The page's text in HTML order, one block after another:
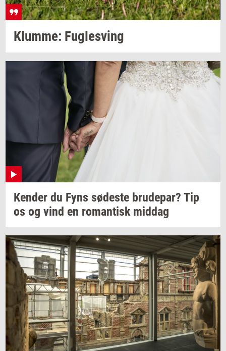
Klum­me: Fug­lesving
Ken­der du Fyns sø­de­ste bru­de­par? Tip
os og vind en ro­man­tisk mid­dag